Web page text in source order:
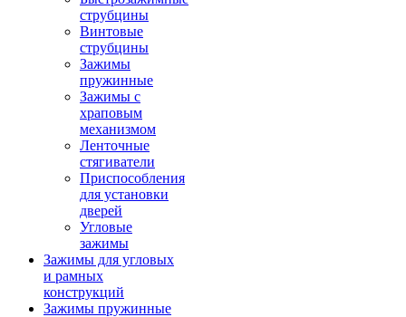
струбцины
Винтовые
струбцины
Зажимы
пружинные
Зажимы с
храповым
механизмом
Ленточные
стягиватели
Приспособления
для установки
дверей
Угловые
зажимы
Зажимы для угловых
и рамных
конструкций
Зажимы пружинные